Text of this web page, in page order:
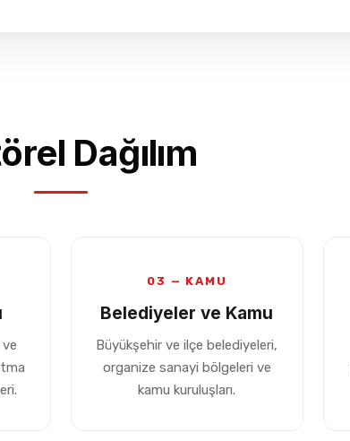
Dağılım
03 — KAMU
Belediyeler ve Kamu
Büyükşehir ve ilçe belediyeleri,
organize sanayi bölgeleri ve
kamu kuruluşları.